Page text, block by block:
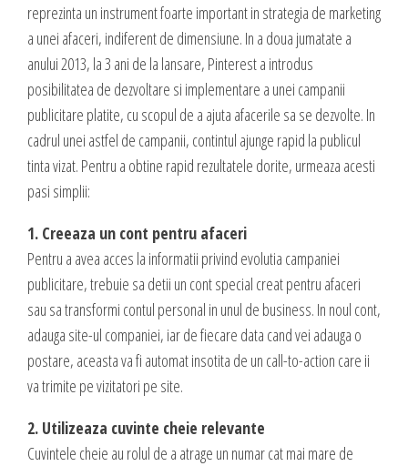
0356 44 24 24
Dow Media Consulting - Bucuresti
Spl. Independentei, Nr. 273
Bucuresti, Sector 6
021 310 72 37
Realizare / Administrare pagina Facebook
Servicii Copywriting
Servicii PR
Campanii integrate
Corporate blogging
DESIGN & PRINTING
Identitate vizuala, imagine
Grafica publicitara
Grafica pentru print
Fotografie digitala
reprezinta un instrument foarte important in strategia de marketing
a unei afaceri, indiferent de dimensiune. In a doua jumatate a
anului 2013, la 3 ani de la lansare, Pinterest a introdus
posibilitatea de dezvoltare si implementare a unei campanii
publicitare platite, cu scopul de a ajuta afacerile sa se dezvolte. In
cadrul unei astfel de campanii, contintul ajunge rapid la publicul
tinta vizat. Pentru a obtine rapid rezultatele dorite, urmeaza acesti
pasi simplii:
1. Creeaza un cont pentru afaceri
Pentru a avea acces la informatii privind evolutia campaniei
publicitare, trebuie sa detii un cont special creat pentru afaceri
sau sa transformi contul personal in unul de business. In noul cont,
adauga site-ul companiei, iar de fiecare data cand vei adauga o
postare, aceasta va fi automat insotita de un call-to-action care ii
va trimite pe vizitatori pe site.
2. Utilizeaza cuvinte cheie relevante
Cuvintele cheie au rolul de a atrage un numar cat mai mare de